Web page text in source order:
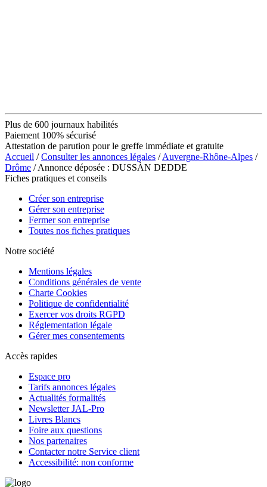
Plus de 600 journaux habilités
Paiement 100% sécurisé
Attestation de parution pour le greffe immédiate et gratuite
Accueil /Consulter les annonces légales /Auvergne-Rhône-Alpes /
Drôme / Annonce déposée : DUSSÀN DEDDE
Fiches pratiques et conseils
Créer son entreprise
Gérer son entreprise
Fermer son entreprise
Toutes nos fiches pratiques
Notre société
Mentions légales
Conditions générales de vente
Charte Cookies
Politique de confidentialité
Exercer vos droits RGPD
Réglementation légale
Gérer mes consentements
Accès rapides
Espace pro
Tarifs annonces légales
Actualités formalités
Newsletter JAL-Pro
Livres Blancs
Foire aux questions
Nos partenaires
Contacter notre Service client
Accessibilité: non conforme